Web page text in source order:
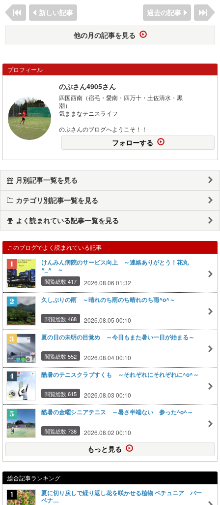
新しい記事
過去の記事
他の月の記事を見る
プロフィール
のぶさん4905さん
四国西南（宿毛・愛南・四万十・土佐清水・黒
潮
気ままなテニスライフ
のぶさんのブログへようこそ！！
フォローする
月別記事一覧を見る
カテゴリ別記事一覧を見る
よく読まれている記事一覧を見る
このブログでよく読まれている記事
けんみん病院のサービス向上 ～連絡ありがとう！花丸
^_^ ～
閲覧総数 417 2026.08.06 01:32
久しぶりの雨 ～晴れのち雨のち晴れのち雨^o^～
閲覧総数 468 2026.08.05 00:10
夏の日の未明の目覚め ～今日もまた暑い一日が始まる～
閲覧総数 552 2026.08.04 00:10
酷暑のテニスクラブすくも ～それぞれにそれぞれに^o^～
閲覧総数 615 2026.08.03 00:10
酷暑の金曜シニアテニス ～暑さ半端ない 参った^o^～
閲覧総数 738 2026.08.02 00:10
もっと見る
総合記事ランキング
夏に切り戻しで繰り返し花を咲かせる植物 ペチュニア バー
ベナ…